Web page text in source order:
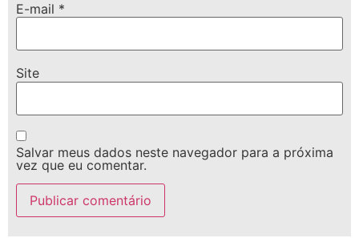
E-mail *
Site
Salvar meus dados neste navegador para a próxima
vez que eu comentar.